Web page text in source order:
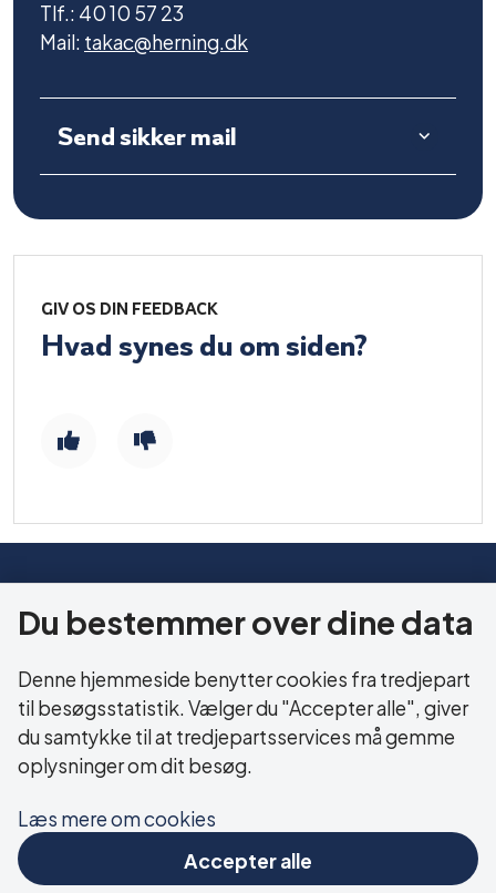
Tlf.: 40 10 57 23
Mail:takac@herning.dk
Send sikker mail
GIV OS DIN FEEDBACK
Hvad synes du om siden?
Sundhed og Ældre
Bethaniagade 3B
7400 Herning
CVR: 29 18 99 19
LINKS
Tilgængelighedserklæring
Du bestemmer over dine data
Denne hjemmeside benytter cookies fra tredjepart
til besøgsstatistik. Vælger du "Accepter alle", giver
du samtykke til at tredjepartsservices må gemme
oplysninger om dit besøg.
Læs mere om cookies
Accepter alle